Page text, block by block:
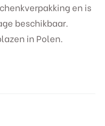
en is
beschikbaar.
in Polen.